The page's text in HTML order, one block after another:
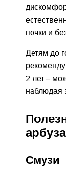
почки и
Детям до
2 лет –
наблюдая
арбуза
Смузи